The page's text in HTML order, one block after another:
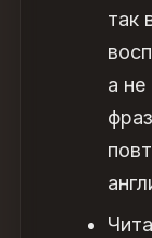
так
а